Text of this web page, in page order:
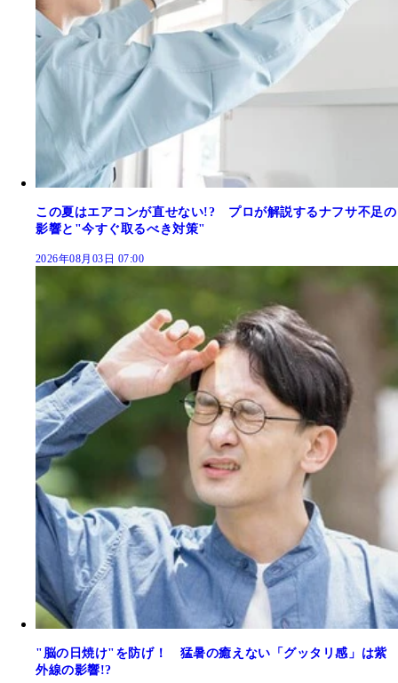
この夏はエアコンが直せない!? プロが解説するナフサ不足の
影響と"今すぐ取るべき対策"
2026年08月03日 07:00
"脳の日焼け"を防げ！ 猛暑の癒えない「グッタリ感」は紫
外線の影響!?